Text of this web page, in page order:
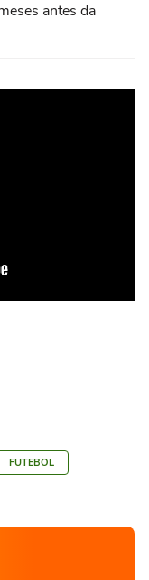
antes da
FUTEBOL